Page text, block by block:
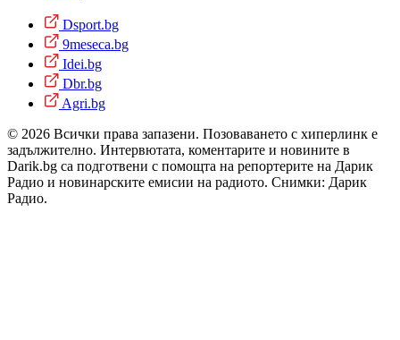
Dsport.bg
9meseca.bg
Idei.bg
Dbr.bg
Agri.bg
© 2026 Всички права запазени. Позоваването с хиперлинк е
задължително. Интервютата, коментарите и новините в
Darik.bg са подготвени с помощта на репортерите на Дарик
Радио и новинарските емисии на радиото. Снимки: Дарик
Радио.